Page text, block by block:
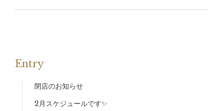
Entry
閉店のお知らせ
2月スケジュールです✨